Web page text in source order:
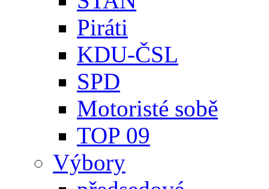
Piráti
KDU-ČSL
SPD
Motoristé sobě
TOP 09
Výbory